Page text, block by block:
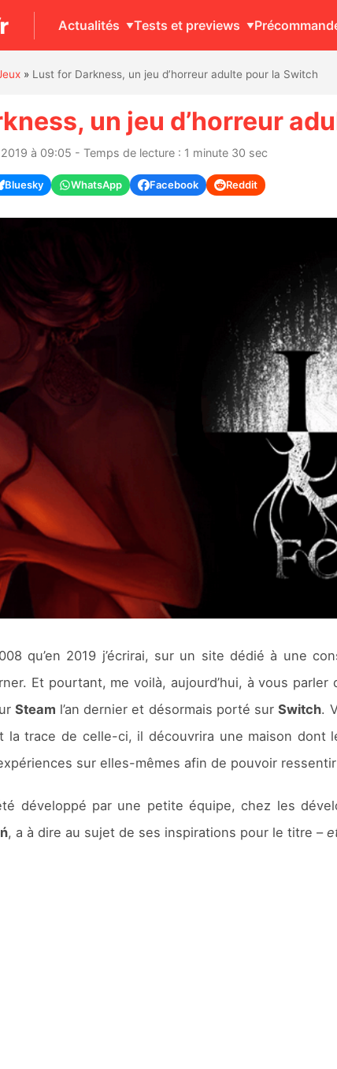
Actualités Tests et previews
» Lust for Darkness, un jeu d’horreur adulte pour la Switch
un jeu d’horreur
à 09:05 - Temps de lecture : 1 minute 30 sec
Bluesky WhatsApp Facebook Reddit
qu’en 2019 j’écrirai, sur un site dédié à une
Et pourtant, me voilà, aujourd’hui, à vous parler
Steam l’an dernier et désormais porté surSwitch.
la trace de celle-ci, il découvrira une maison dont
sur elles-mêmes afin de pouvoir
développé par une petite équipe, chez les
, a à dire au sujet de ses inspirations pour le titre –